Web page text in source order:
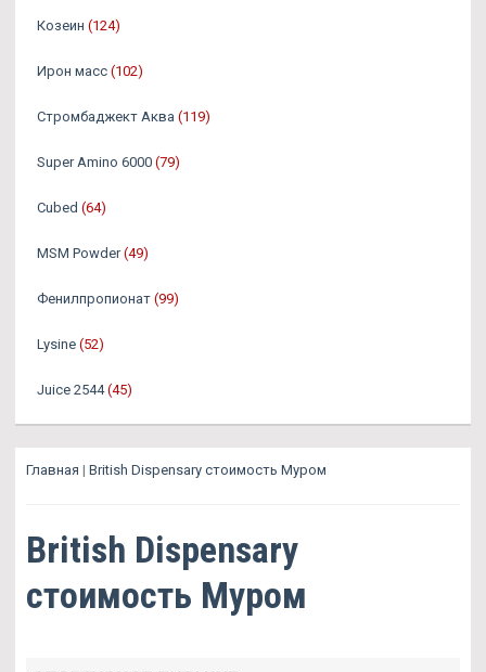
Козеин (124)
Ирон масс (102)
Стромбаджект Аква (119)
Super Amino 6000 (79)
Cubed (64)
MSM Powder (49)
Фенилпропионат (99)
Lysine (52)
Juice 2544 (45)
Главная | British Dispensary стоимость Муром
British Dispensary
стоимость Муром